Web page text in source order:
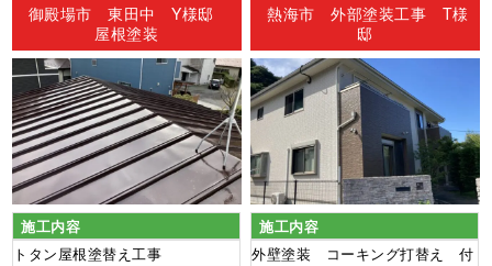
御殿場市 東田中 Y様邸
屋根塗装
施工内容
トタン屋根塗替え工事
熱海市 外部塗装工事 T様
邸
施工内容
外壁塗装 コーキング打替え 付